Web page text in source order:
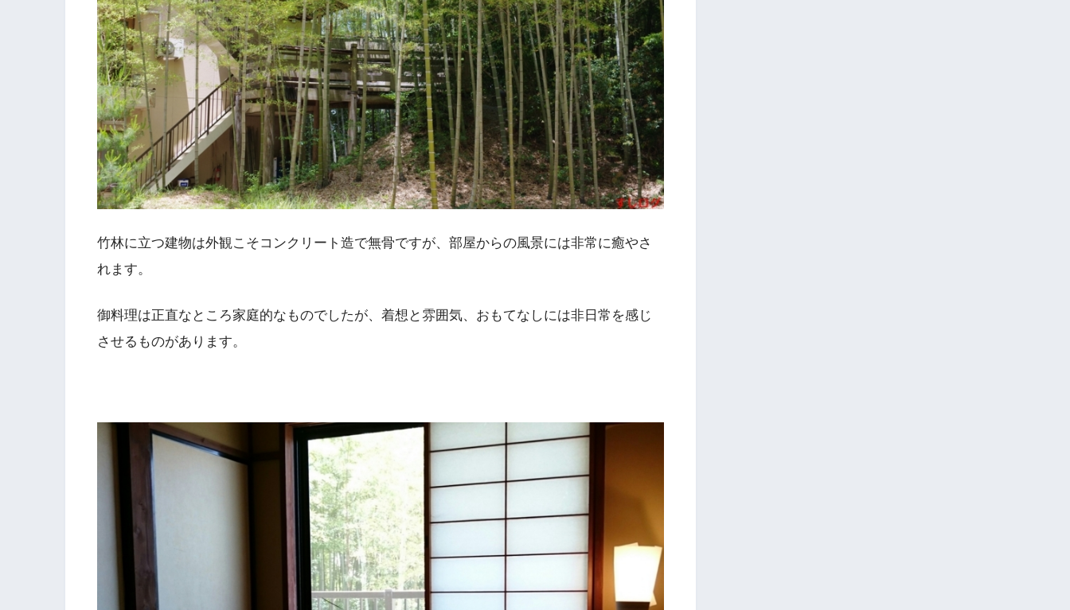
竹林に立つ建物は外観こそコンクリート造で無骨ですが、部屋からの風景には非常に癒やさ
れます。
御料理は正直なところ家庭的なものでしたが、着想と雰囲気、おもてなしには非日常を感じ
させるものがあります。